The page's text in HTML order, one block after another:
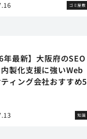
ゴミ屋敷
年最新】大阪府のSEO
製化支援に強いWeb
ィング会社おすすめ5
知識